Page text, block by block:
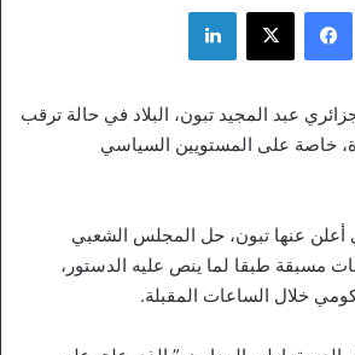
فيسبوك ‫X لينكدإن
عبد المجيد تبون، البلاد في حالة ترقب
خاصة على المستويين السياسي
أعلن عنها تبون، حل المجلس الشعبي
مسبقة طبقا لما ينص عليه الدستور،
خلال الساعات المقبلة.